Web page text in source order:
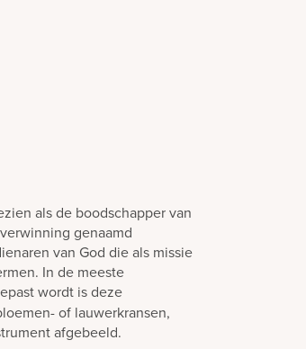
als de boodschapper van
genaamd
van God die als missie
In de meeste
wordt is deze
of lauwerkransen,
afgebeeld.